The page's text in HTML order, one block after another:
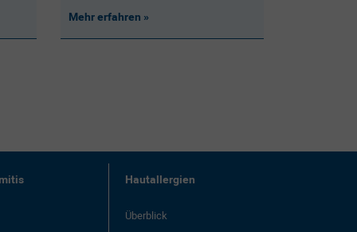
Mehr erfahren
Hautallergien
Überblick